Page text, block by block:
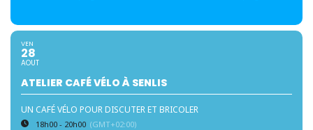
VEN
28
AOUT
ATELIER CAFÉ VÉLO À SENLIS
UN CAFÉ VÉLO POUR DISCUTER ET BRICOLER
18h00 - 20h00 (GMT+02:00)